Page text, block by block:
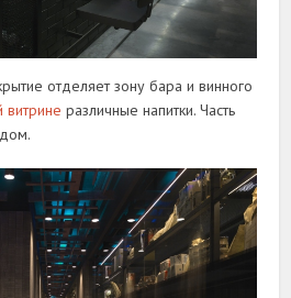
отделяет зону бара и винного
витрине различные напитки. Часть